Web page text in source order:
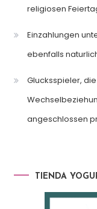
religiosen
Einzahlungen
ebenfalls
Glucksspieler,
angeschlossen
TIENDA